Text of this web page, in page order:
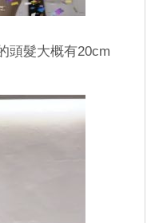
頭髮大概有20cm